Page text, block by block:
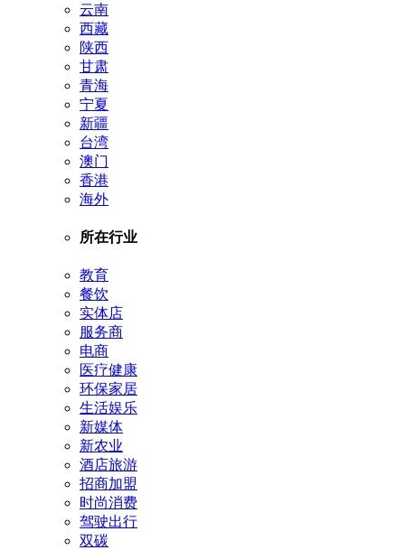
云南
西藏
陕西
甘肃
青海
宁夏
新疆
台湾
澳门
香港
海外
所在行业
教育
餐饮
实体店
服务商
电商
医疗健康
环保家居
生活娱乐
新媒体
新农业
酒店旅游
招商加盟
时尚消费
驾驶出行
双碳